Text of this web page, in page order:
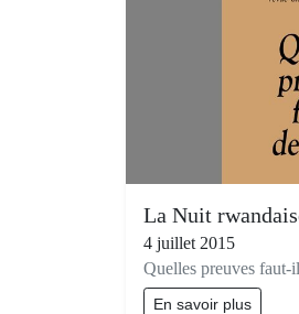
La Nuit
4 juillet 2015
Quelles preuves faut-
En savoir plus